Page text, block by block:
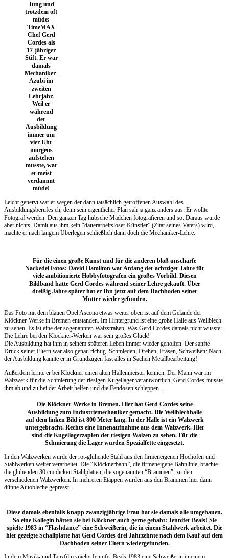
Jung und
trotzdem oft
müde:
TimeMAX
Chef Gerd
Cordes als
17-jähriger
Stift. Er war
damals
Mechaniker-
Azubi im
zweiten
Lehrjahr.
Weil er
während
der
Ausbildung
immer um
vier Uhr
morgens
aufstehen
musste, war
er meist
verdammt
müde!
Leicht genervt war er wegen der dann tatsächlich getroffenen Auswahl des
Ausbildungsberufes eh, denn sein eigentlicher Plan sah ja ganz anders aus: Er wollte
Fotograf werden. Den ganzen Tag hübsche Mädchen fotografieren und so. Daraus wurde
aber nichts. Damit aus ihm kein “dauerarbeitsloser Künstler” (Zitat seines Vaters) wird,
machte er nach langem Überlegen schließlich dann doch die Mechaniker-Lehre.
Für die einen große Kunst und für die anderen bloß unscharfe
Nackedei Fotos: David Hamilton war Anfang der achtziger Jahre für
viele ambitionierte Hobbyfotografen ein großes Vorbild. Diesen
Bildband hatte Gerd Cordes während seiner Lehre gekauft. Über
dreißig Jahre später hat er Ihn jetzt auf dem Dachboden seiner
Mutter wieder gefunden.
Das Foto mit dem blauen Opel Ascona etwas weiter oben ist auf dem Gelände der
Klöckner-Werke in Bremen entstanden. Im Hintergrund ist eine große Halle aus Wellblech
zu sehen. Es ist eine der sogenannten Walzstraßen. Was Gerd Cordes damals nicht wusste:
Die Lehre bei den Klöckner-Werken war sein großes Glück!
Die Ausbildung hat ihm in seinem späteren Leben immer wieder geholfen. Der sanfte
Druck seiner Eltern war also genau richtig. Schmieden, Drehen, Fräsen, Schweißen: Nach
der Ausbildung kannte er in Grundzügen fast alles in Sachen Metallbearbeitung!
Außerdem lernte er bei Klöckner einen alten Hallenmeister kennen. Der Mann war im
Walzwerk für die Schmierung der riesigen Kugellager verantwortlich. Gerd Cordes musste
ihm ab und zu bei der Arbeit helfen und die Fettdosen schleppen.
Die Klöckner-Werke in Bremen. Hier hat Gerd Cordes seine
Ausbildung zum Industriemechaniker gemacht. Die Wellblechhalle
auf dem linken Bild ist 800 Meter lang. In der Halle ist ein Walzwerk
untergebracht. Rechts eine Innenaufnahme aus dem Walzwerk. Hier
sind die Kugellagerzapfen der riesigen Walzen zu sehen. Für die
Schmierung die Lager wurden Spezialfette eingesetzt.
In den Walzwerken wurde der rot-glühende Stahl aus den firmeneigenen Hochöfen und
Stahlwerken weiter verarbeitet. Die “Klöcknerbahn”, die firmeneigene Bahnlinie, brachte
die glühenden 30 cm dicken Stahlplatten, die sogenannten “Brammen”, zu den
verschiedenen Walzwerken. In mehreren Etappen wurden aus den Brammen hier dann
dünne Autobleche gepresst.
Diese damals ebenfalls knapp zwanzigjährige Frau hat sie damals alle umgehauen.
So eine Kollegin hätten sie bei Klöckner auch gerne gehabt: Jennifer Beals! Sie
spielte 1983 in “Flashdance” eine Schweißerin, die in einem Stahlwerk arbeitet. Die
hier gezeigte Schallplatte hat Gerd Cordes drei Jahrzehnte nach dem Kauf auf dem
Dachboden seiner Eltern wiedergefunden.